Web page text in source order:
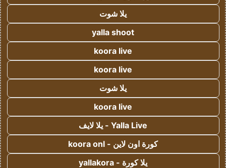
يلا شوت
yalla shoot
koora live
koora live
يلا شوت
koora live
Yalla Live - يلا لايف
كورة اون لاين - koora onl
يلا كورة - yallakora